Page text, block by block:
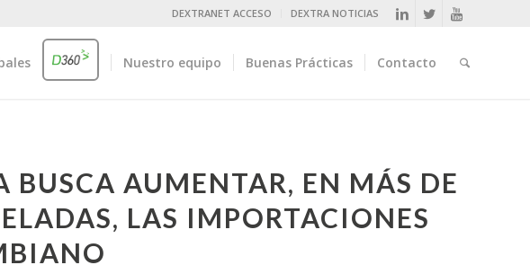
DEXTRANET ACCESO DEXTRA NOTICIAS
Nuestro equipo Buenas Prácticas Contacto
BUSCA AUMENTAR, EN MÁS DE
LAS IMPORTACIONES